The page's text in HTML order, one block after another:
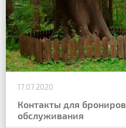
17.07.2020
Контакты для
обслуживания